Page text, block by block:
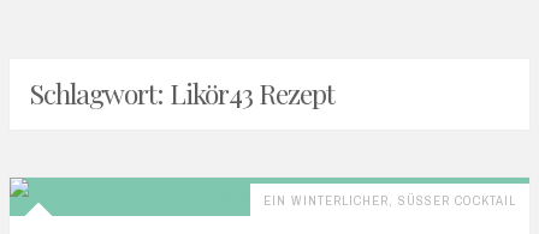
Schlagwort: Likör43 Rezept
EIN WINTERLICHER, SÜSSER COCKTAIL